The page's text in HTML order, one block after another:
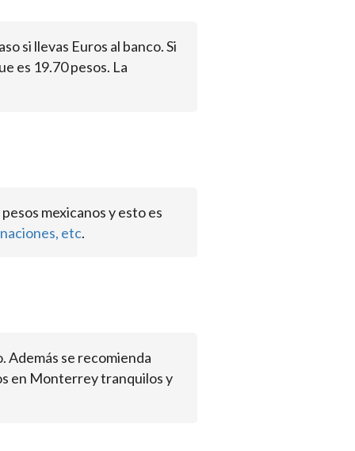
si llevas Euros al banco. Si
es 19.70 pesos. La
mexicanos y esto es
etc.
Además se recomienda
en Monterrey tranquilos y